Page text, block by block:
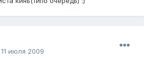
11 июля 2009